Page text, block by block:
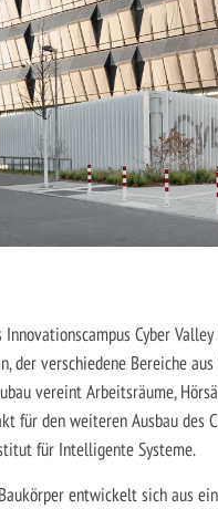
Cyber
der verschiedene Bereiche
vereint Arbeitsräume,
für den weiteren Ausbau des
für Intelligente Systeme.
entwickelt sich aus